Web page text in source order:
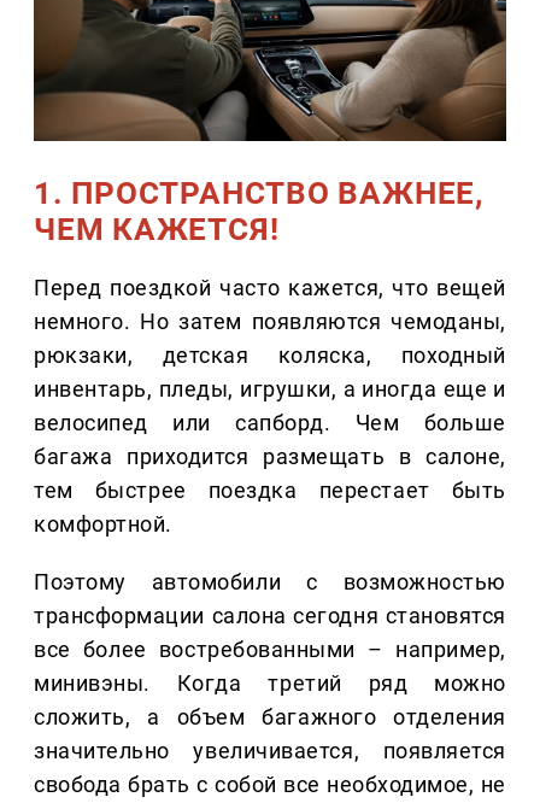
1. ПРОСТРАНСТВО ВАЖНЕЕ,
ЧЕМ КАЖЕТСЯ!
Перед поездкой часто кажется, что вещей
немного. Но затем появляются чемоданы,
рюкзаки, детская коляска, походный
инвентарь, пледы, игрушки, а иногда еще и
велосипед или сапборд. Чем больше
багажа приходится размещать в салоне,
тем быстрее поездка перестает быть
комфортной.
Поэтому автомобили с возможностью
трансформации салона сегодня становятся
все более востребованными – например,
минивэны. Когда третий ряд можно
сложить, а объем багажного отделения
значительно увеличивается, появляется
свобода брать с собой все необходимое, не